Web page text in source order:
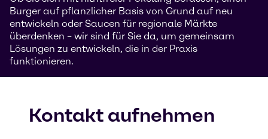
Burger auf pflanzlicher Basis von Grund auf neu
entwickeln oder Saucen für regionale Märkte
überdenken – wir sind für Sie da, um gemeinsam
Lösungen zu entwickeln, die in der Praxis
funktionieren.
Kontakt aufnehmen